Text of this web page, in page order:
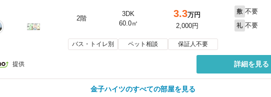
2階
3DK
60.0㎡
3.3万円
2,000円
敷 不要
礼 不要
バス・トイレ別 ペット相談 保証人不要
提供 詳細を見る
金子ハイツのすべての部屋を見る